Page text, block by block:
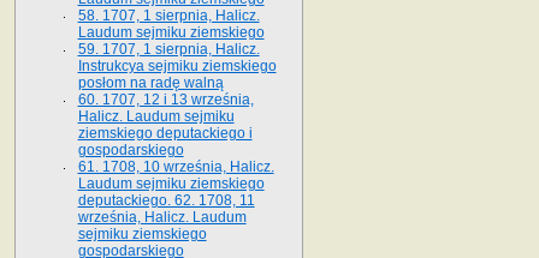
58. 1707, 1 sierpnia, Halicz.
Laudum sejmiku ziemskiego
59. 1707, 1 sierpnia, Halicz.
Instrukcya sejmiku ziemskiego
posłom na radę walną
60. 1707, 12 i 13 września,
Halicz. Laudum sejmiku
ziemskiego deputackiego i
gospodarskiego
61. 1708, 10 września, Halicz.
Laudum sejmiku ziemskiego
deputackiego. 62. 1708, 11
września, Halicz. Laudum
sejmiku ziemskiego
gospodarskiego